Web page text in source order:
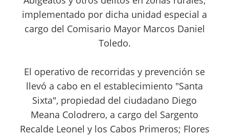
implementado por dicha unidad especial a
cargo del Comisario Mayor Marcos Daniel
Toledo.
El operativo de recorridas y prevención se
llevó a cabo en el establecimiento "Santa
Sixta", propiedad del ciudadano Diego
Meana Colodrero, a cargo del Sargento
Recalde Leonel y los Cabos Primeros; Flores